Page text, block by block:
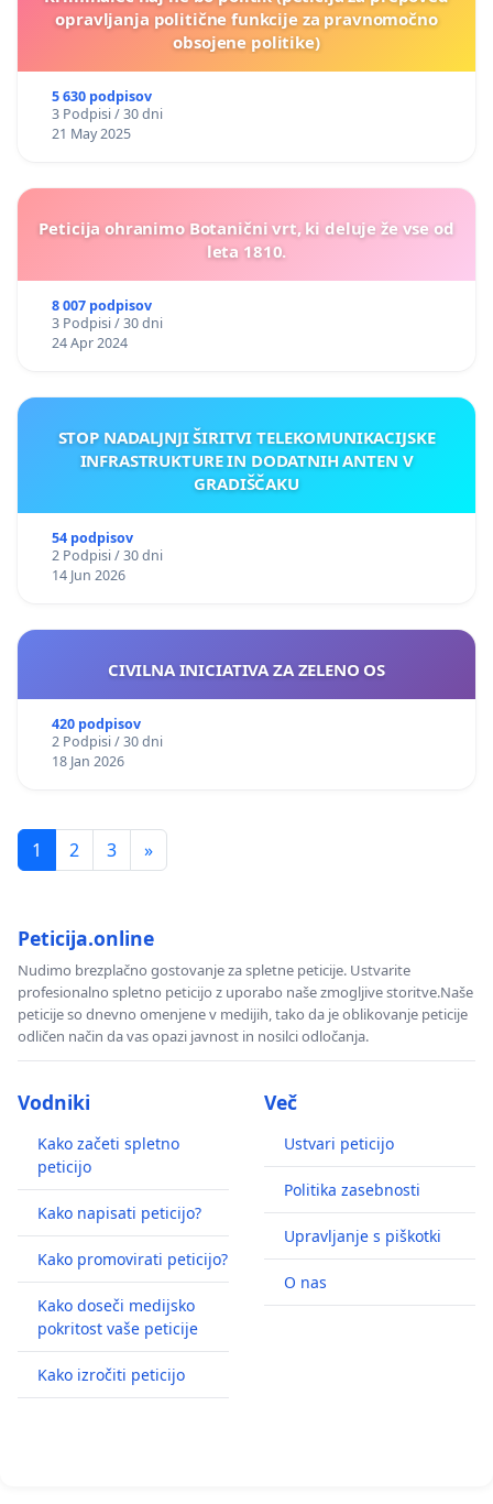
opravljanja politične funkcije za pravnomočno
obsojene politike)
5 630 podpisov
3 Podpisi / 30 dni
21 May 2025
Peticija ohranimo Botanični vrt, ki deluje že vse od
leta 1810.
8 007 podpisov
3 Podpisi / 30 dni
24 Apr 2024
STOP NADALJNJI ŠIRITVI TELEKOMUNIKACIJSKE
INFRASTRUKTURE IN DODATNIH ANTEN V
GRADIŠČAKU
54 podpisov
2 Podpisi / 30 dni
14 Jun 2026
CIVILNA INICIATIVA ZA ZELENO OS
420 podpisov
2 Podpisi / 30 dni
18 Jan 2026
1 2 3 »
Peticija.online
Nudimo brezplačno gostovanje za spletne peticije. Ustvarite
profesionalno spletno peticijo z uporabo naše zmogljive storitve.Naše
peticije so dnevno omenjene v medijih, tako da je oblikovanje peticije
odličen način da vas opazi javnost in nosilci odločanja.
Vodniki
Kako začeti spletno
peticijo
Kako napisati peticijo?
Kako promovirati peticijo?
Kako doseči medijsko
pokritost vaše peticije
Kako izročiti peticijo
Več
Ustvari peticijo
Politika zasebnosti
Upravljanje s piškotki
O nas